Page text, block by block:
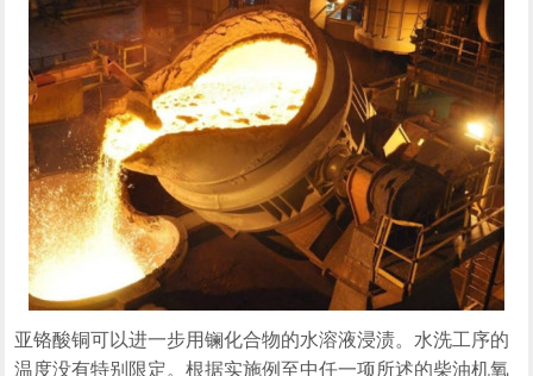
亚铬酸铜可以进一步用镧化合物的水溶液浸渍。水洗工序的
温度没有特别限定。根据实施例至中任一项所述的柴油机氧